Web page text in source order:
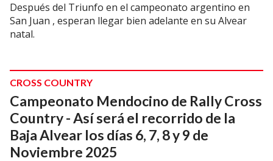
Después del Triunfo en el campeonato argentino en
San Juan , esperan llegar bien adelante en su Alvear
natal.
Campeonato Mendocino de Rally Cross
Country - Así será el recorrido de la
Baja Alvear los días 6, 7, 8 y 9 de
Noviembre 2025
CROSS COUNTRY